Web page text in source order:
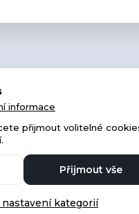
informace
přijmout volitelné
Přijmout vše
kategorií